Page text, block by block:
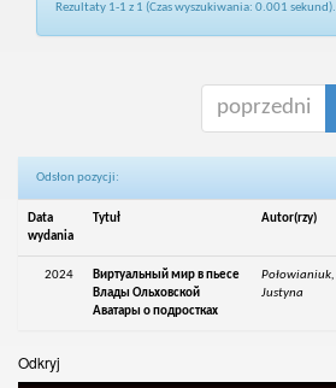
Rezultaty 1-1 z 1 (Czas wyszukiwania: 0.001 sekund).
poprzedni
Odsłon pozycji:
Data
wydania
Tytuł Autor(rzy)
2024
Виртуальный мир в пьесе
Влады Ольховской
Аватары о подростках
Połowianiuk,
Justyna
Odkryj